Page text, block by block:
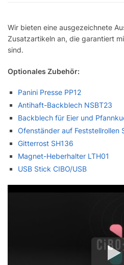
Wir bieten eine ausgezeichnete
Zusatzartikeln an, die garantiert
sind.
Optionales Zubehör:
Panini Presse PP12
Antihaft-Backblech NSBT23
Backblech für Eier und
Ofenständer auf Feststellrollen
Gitterrost SH136
Magnet-Heberhalter LTH01
USB Stick CIBO/USB